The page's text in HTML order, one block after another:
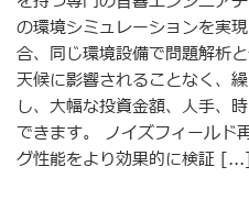
の環境シミュレーションを実
合、同じ環境設備で問題解析
天候に影響されることなく、
し、大幅な投資金額、人手、
できます。 ノイズフィールド
グ性能をより効果的に検証 [...]